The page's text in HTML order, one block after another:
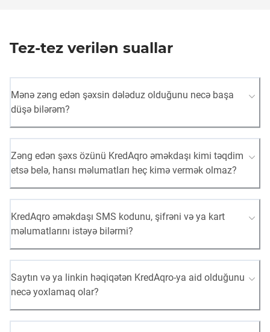
Tez-tez verilən suallar
Mənə zəng edən şəxsin dələduz olduğunu necə başa
düşə bilərəm?
Zəng edən şəxs özünü KredAqro əməkdaşı kimi təqdim
etsə belə, hansı məlumatları heç kimə vermək olmaz?
KredAqro əməkdaşı SMS kodunu, şifrəni və ya kart
məlumatlarını istəyə bilərmi?
Saytın və ya linkin həqiqətən KredAqro-ya aid olduğunu
necə yoxlamaq olar?